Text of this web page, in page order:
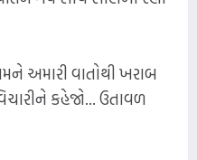
અમારી વાતોથી ખરાબ
કહેજો... ઉતાવળ